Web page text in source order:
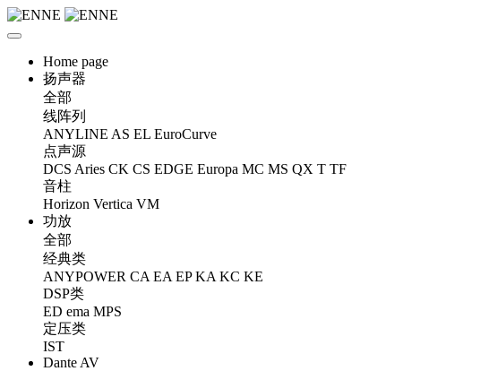
Home page
扬声器
全部
线阵列
ANYLINE AS EL EuroCurve
点声源
DCS Aries CK CS EDGE Europa MC MS QX T TF
音柱
Horizon Vertica VM
功放
全部
经典类
ANYPOWER CA EA EP KA KC KE
DSP类
ED ema MPS
定压类
IST
Dante AV